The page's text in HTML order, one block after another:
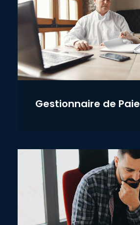
Gestionnaire de Paie